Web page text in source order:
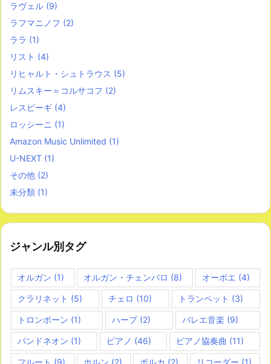
ラヴェル (9)
ラフマニノフ (2)
ララ (1)
リスト (4)
リヒャルト・シュトラウス (5)
リムスキー＝コルサコフ (2)
レスピーギ (4)
ロッシーニ (1)
Amazon Music Unlimited (1)
U-NEXT (1)
その他 (2)
未分類 (1)
ジャンル別タグ
オルガン (1) オルガン・チェンバロ (8) オーボエ (4)
クラリネット (5) チェロ (10) トランペット (3)
トロンボーン (1) ハープ(2) バレエ音楽 (9)
バンドネオン (1) ピアノ (46) ピアノ協奏曲 (11)